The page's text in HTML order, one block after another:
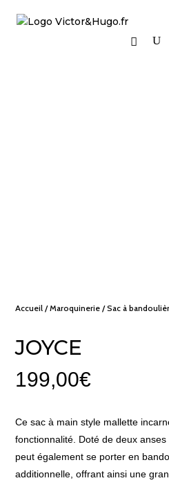
Accueil /Maroquinerie /Sac à
JOYCE
199,00€
Ce sac à main style mallette
fonctionnalité. Doté de deux
peut également se porter en
additionnelle, offrant ainsi une